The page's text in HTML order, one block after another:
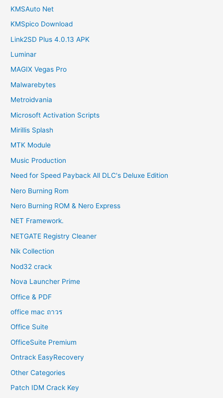
KMSAuto Net
KMSpico Download
Link2SD Plus 4.0.13 APK
Luminar
MAGIX Vegas Pro
Malwarebytes
Metroidvania
Microsoft Activation Scripts
Mirillis Splash
MTK Module
Music Production
Need for Speed Payback All DLC's Deluxe Edition
Nero Burning Rom
Nero Burning ROM & Nero Express
NET Framework.
NETGATE Registry Cleaner
Nik Collection
Nod32 crack
Nova Launcher Prime
Office & PDF
office mac ถาวร
Office Suite
OfficeSuite Premium
Ontrack EasyRecovery
Other Categories
Patch IDM Crack Key